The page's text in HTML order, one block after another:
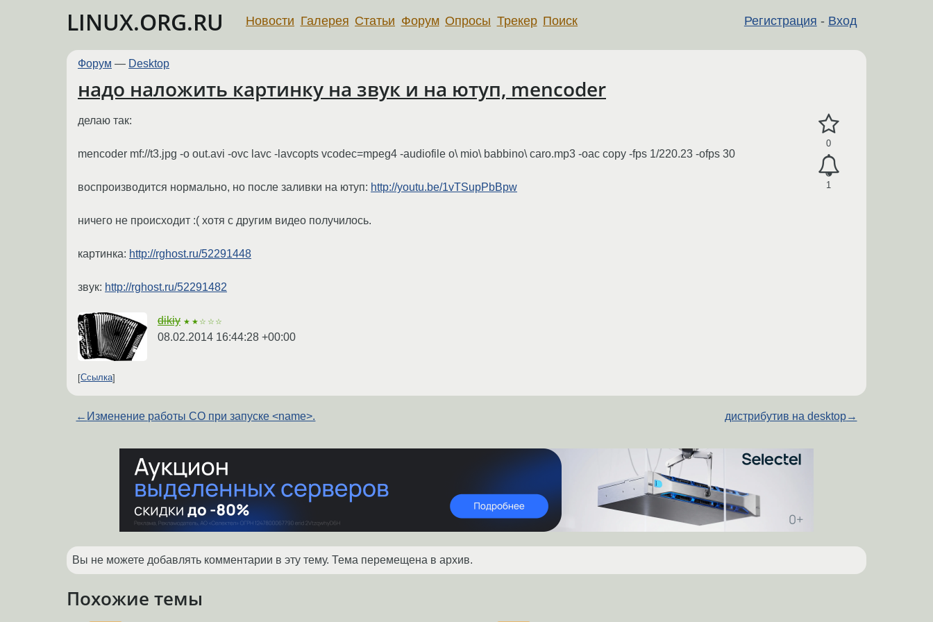
LINUX.ORG.RU Регистрация - Вход
Новости Галерея Статьи Форум Опросы Трекер Поиск
Форум — Desktop
надо наложить картинку на звук и на ютуп, mencoder
0
1
делаю так:
mencoder mf://t3.jpg -o out.avi -ovc lavc -lavcopts vcodec=mpeg4 -audiofile o\ mio\ babbino\ caro.mp3 -oac copy -fps 1/220.23 -ofps 30
воспроизводится нормально, но после заливки на ютуп: http://youtu.be/1vTSupPbBpw
ничего не происходит :( хотя с другим видео получилось.
картинка: http://rghost.ru/52291448
звук: http://rghost.ru/52291482
dikiy ★★☆☆☆
08.02.2014 16:44:28 +00:00
Ссылка
← Изменение работы СО при запуске <name>. дистрибутив на desktop→
Вы не можете добавлять комментарии в эту тему. Тема перемещена в архив.
Похожие темы